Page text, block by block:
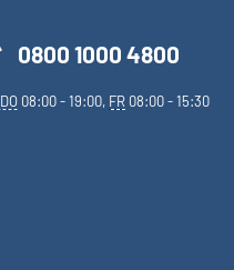
0800 1000 4800
DO 08:00 - 19:00, FR 08:00 - 15:30